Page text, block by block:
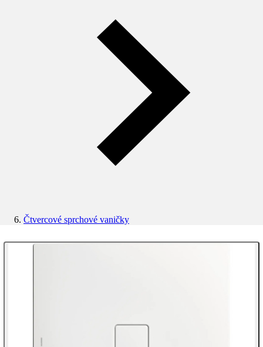
Čtvercové sprchové vaničky